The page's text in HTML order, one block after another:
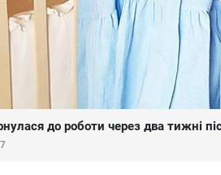
до роботи через два тижні